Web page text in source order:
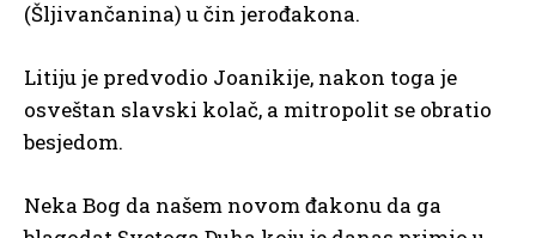
(Šljivančanina) u čin jerođakona.
Litiju je predvodio Joanikije, nakon toga je
osveštan slavski kolač, a mitropolit se obratio
besjedom.
Neka Bog da našem novom đakonu da ga